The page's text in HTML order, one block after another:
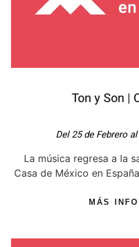
Ton y Son |
Del 25 de Febrero
La música regresa a la
Casa de México en
MÁS